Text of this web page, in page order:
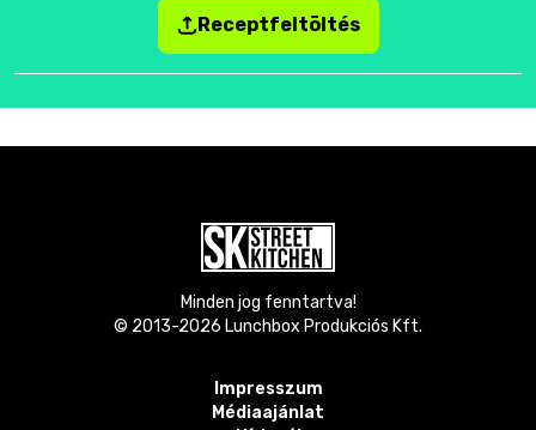
Receptfeltöltés
Minden jog fenntartva!
© 2013-2026 Lunchbox Produkciós Kft.
Impresszum
Médiaajánlat